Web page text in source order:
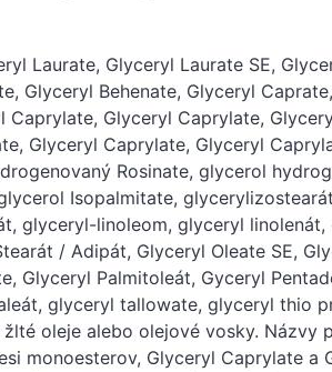
Laurate, Glyceryl Laurate SE,
Glyceryl Behenate, Glyceryl
Caprylate, Glyceryl Caprylate,
Glyceryl Caprylate, Glyceryl
Rosinate, glycerol
Isopalmitate,
glyceryl-linoleom, glyceryl
/ Adipát, Glyceryl Oleate SE,
Glyceryl Palmitoleát, Gyceryl
glyceryl tallowate, glyceryl thio
oleje alebo olejové vosky. Názvy
monoesterov, Glyceryl Caprylate a